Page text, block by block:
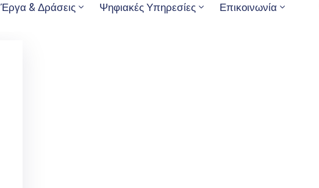
Έργα & Δράσεις Ψηφιακές Υπηρεσίες Επικοινωνία